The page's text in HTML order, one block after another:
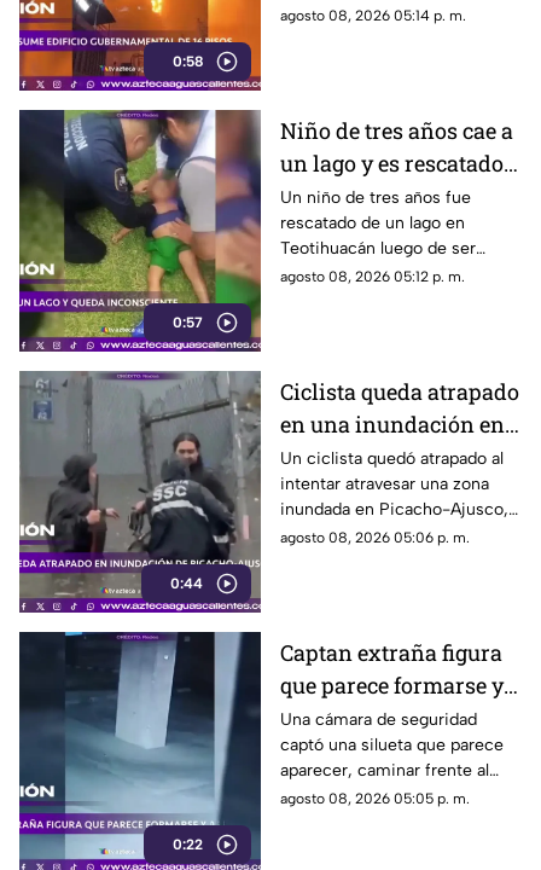
0:58
rescatado y cerca de mil
agosto 08, 2026 05:14 p. m.
0:57
Niño de tres años cae a
un lago y es rescatado
inconsciente en
Teotihuacán
Un niño de tres años fue
rescatado de un lago en
Teotihuacán luego de ser
localizado inconsciente. Un
agosto 08, 2026 05:12 p. m.
0:44
Ciclista queda atrapado
en una inundación en
Picacho-Ajusco
Un ciclista quedó atrapado al
intentar atravesar una zona
inundada en Picacho-Ajusco,
Tlalpan. Elementos de la SSC
agosto 08, 2026 05:06 p. m.
0:22
Captan extraña figura
que parece formarse y
desaparecer frente a
una cámara
Una cámara de seguridad
captó una silueta que parece
aparecer, caminar frente al
lente y desaparecer. El video
agosto 08, 2026 05:05 p. m.